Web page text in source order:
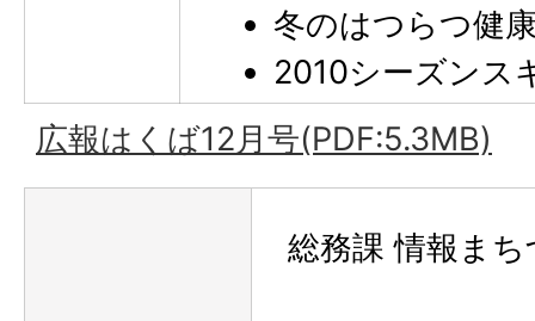
冬のはつらつ健
2010シーズンス
広報はくば12月号(PDF:5.3MB)
総務課 情報ま